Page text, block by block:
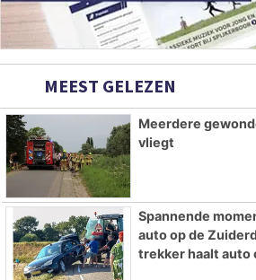
MEEST GELEZEN
Meerdere
vliegt
Spannende
auto op de
trekker haalt auto